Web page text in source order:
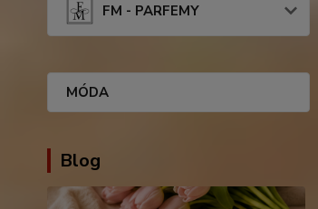
FM - PARFEMY
MÓDA
Blog